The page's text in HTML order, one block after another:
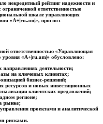
некредитный рейтинг надежности и
ответственностью
шкале управляющих
«A+|ru.am|», прогноз
ответственностью «Управляющая
«А+|ru.am|» обусловлено:
деятельности;
на ключевых клиентах;
бизнес-решений;
ресурсов и новых инвестиционных
клиентских предложений;
регионе;
рынке;
проектами и аналитической
рисками.